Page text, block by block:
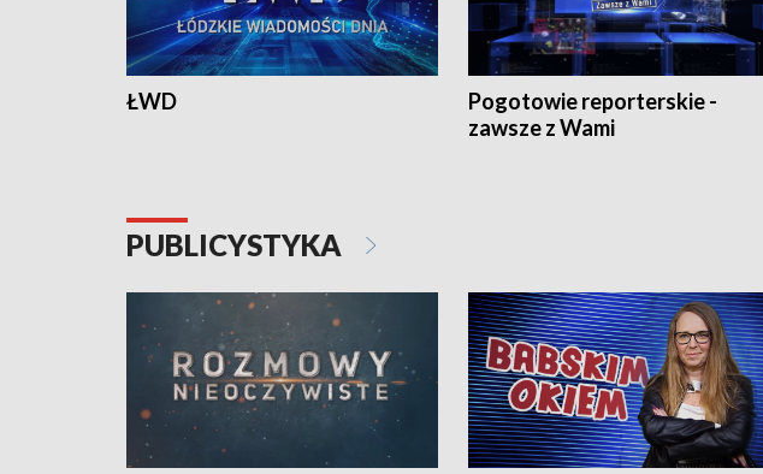
ŁWD
Pogotowie reporterskie -
zawsze z Wami
PUBLICYSTYKA